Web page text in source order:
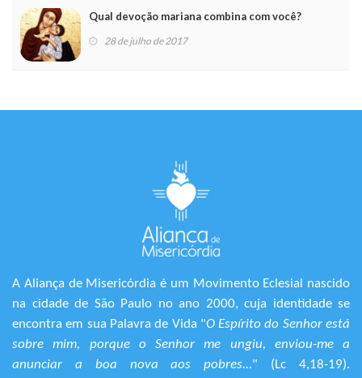
Qual devoção mariana combina com você?
28 de julho de 2017
A Aliança de Misericórdia é um Movimento Eclesial nascido
na cidade de São Paulo no ano 2000, cuja identidade se
encontra em sua Palavra de Vida "O Espírito do Senhor está
sobre mim, porque o Senhor me ungiu, enviou-me a
anunciar a boa nova aos pobres..." (Lc 4,18-19).